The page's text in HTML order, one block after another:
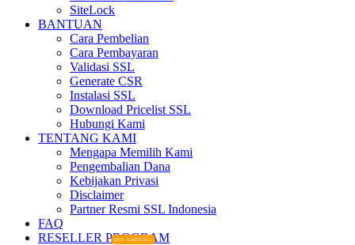
SiteLock
BANTUAN
Cara Pembelian
Cara Pembayaran
Validasi SSL
Generate CSR
Instalasi SSL
Download Pricelist SSL
Hubungi Kami
TENTANG KAMI
Mengapa Memilih Kami
Pengembalian Dana
Kebijakan Privasi
Disclaimer
Partner Resmi SSL Indonesia
FAQ
AYO GABUNG!
RESELLER PROGRAM